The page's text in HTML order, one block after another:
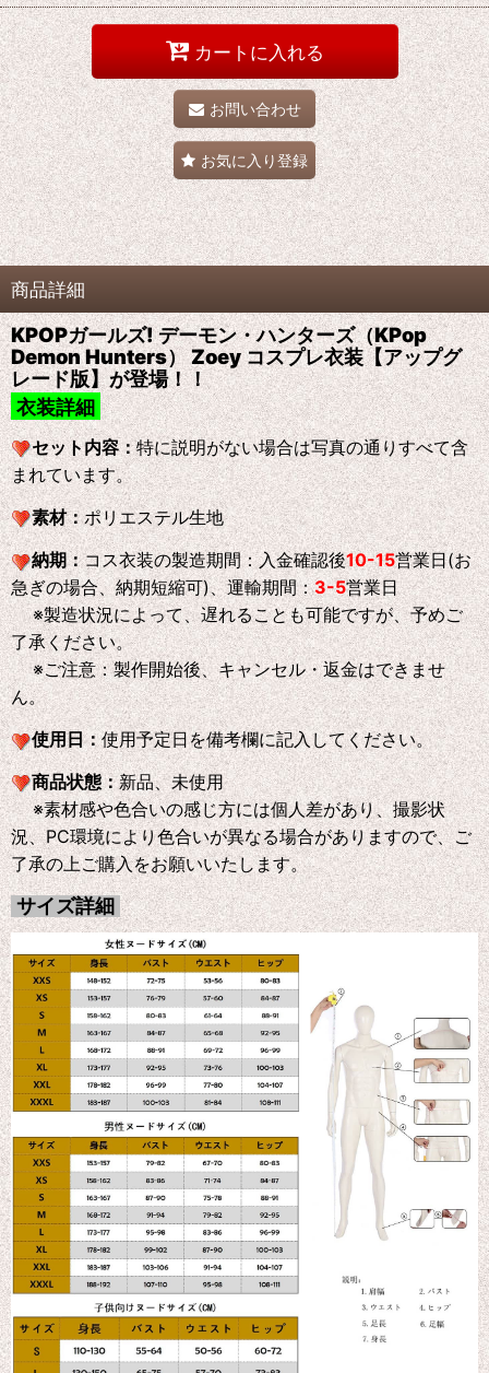
カートに入れる
お問い合わせ
お気に入り登録
商品詳細
KPOPガールズ! デーモン・ハンターズ（KPop
Demon Hunters） Zoey コスプレ衣装【アップグ
レード版】が登場！！
衣装詳細
セット内容：特に説明がない場合は写真の通りすべて含
まれています。
素材：ポリエステル生地
納期：コス衣装の製造期間：入金確認後10-15営業日(お
急ぎの場合、納期短縮可)、運輸期間：3-5営業日
※製造状況によって、遅れることも可能ですが、予めご
了承ください。
※ご注意：製作開始後、キャンセル・返金はできませ
ん。
使用日：使用予定日を備考欄に記入してください。
商品状態：新品、未使用
※素材感や色合いの感じ方には個人差があり、撮影状
況、PC環境により色合いが異なる場合がありますので、ご
了承の上ご購入をお願いいたします。
サイズ詳細